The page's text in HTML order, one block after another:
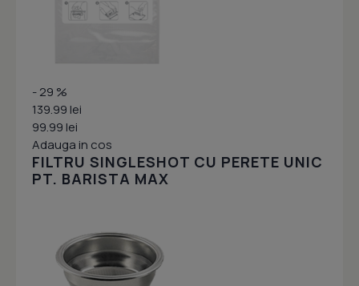
- 29 %
139.99 lei
99.99 lei
Adauga in cos
FILTRU SINGLESHOT CU PERETE UNIC
PT. BARISTA MAX